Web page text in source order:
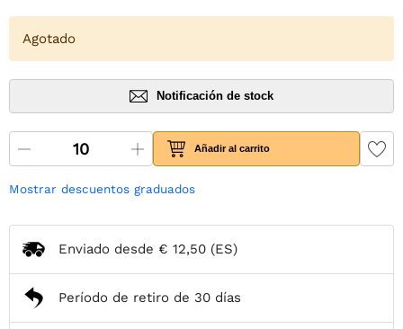
Agotado
Notificación de stock
Añadir al carrito
Mostrar descuentos graduados
Enviado desde € 12,50 (ES)
Período de retiro de 30 días